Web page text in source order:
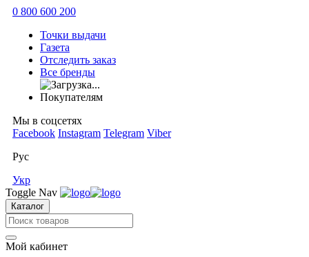
0 800 600 200
Точки выдачи
Газета
Отследить заказ
Все бренды
Покупателям
Мы в соцсетях
Facebook Instagram Telegram Viber
Рус
Укр
Toggle Nav
Каталог
Мой кабинет